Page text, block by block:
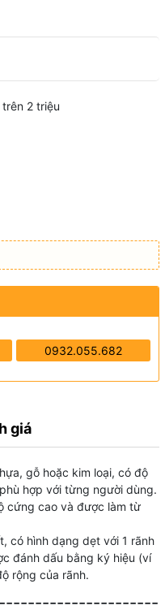
2 triệu
0932.055.682
giá
gỗ hoặc kim loại, có độ
hợp với từng người dùng.
cứng cao và được làm từ
có hình dạng dẹt với 1 rãnh
đánh dấu bằng ký hiệu (ví
rộng của rãnh.